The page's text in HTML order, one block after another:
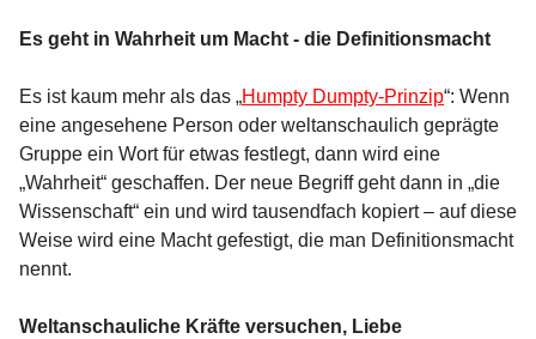
Es geht in Wahrheit um Macht - die Definitionsmacht
Es ist kaum mehr als das „Humpty Dumpty-Prinzip“: Wenn
eine angesehene Person oder weltanschaulich geprägte
Gruppe ein Wort für etwas festlegt, dann wird eine
„Wahrheit“ geschaffen. Der neue Begriff geht dann in „die
Wissenschaft“ ein und wird tausendfach kopiert – auf diese
Weise wird eine Macht gefestigt, die man Definitionsmacht
nennt.
Weltanschauliche Kräfte versuchen, Liebe